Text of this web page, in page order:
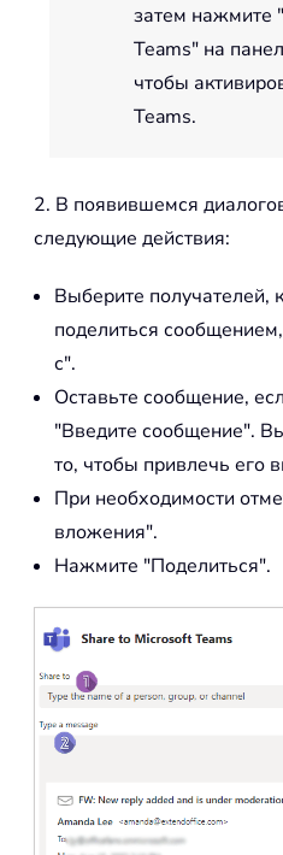
затем нажмите
Teams" на
чтобы
Teams.
2. В появившемся
следующие действия:
Выберите получателей,
поделиться
с".
Оставьте сообщение,
"Введите сообщение".
то, чтобы привлечь его
При необходимости
вложения".
Нажмите "Поделиться".